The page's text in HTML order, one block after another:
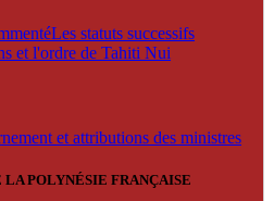
Les statuts successifs
et l'ordre de Tahiti Nui
et attributions des ministres
POLYNÉSIE FRANÇAISE